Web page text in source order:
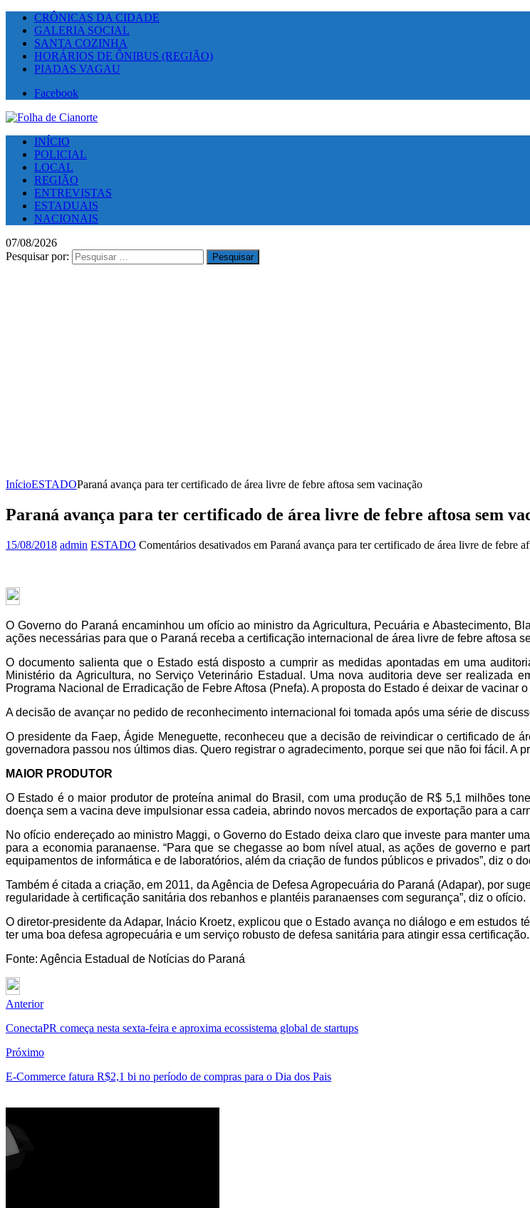
CRÔNICAS DA CIDADE
GALERIA SOCIAL
SANTA COZINHA
HORÁRIOS DE ÔNIBUS (REGIÃO)
PIADAS VAGAU
Facebook
INÍCIO
POLICIAL
LOCAL
REGIÃO
ENTREVISTAS
ESTADUAIS
NACIONAIS
07/08/2026
Pesquisar por:
InícioESTADOParaná avança para ter certificado de área livre de febre aftosa sem vacinação
Paraná avança para ter certificado de área livre de febre aftosa sem
15/08/2018 admin ESTADO Comentários desativados em Paraná avança para ter certificado de área livre de febre
O Governo do Paraná encaminhou um ofício ao ministro da Agricultura, Pecuária e Abastecimento,
ações necessárias para que o Paraná receba a certificação internacional de área livre de febre aftosa
O documento salienta que o Estado está disposto a cumprir as medidas apontadas em uma
Ministério da Agricultura, no Serviço Veterinário Estadual. Uma nova auditoria deve ser realizada
Programa Nacional de Erradicação de Febre Aftosa (Pnefa). A proposta do Estado é deixar de vacinar
A decisão de avançar no pedido de reconhecimento internacional foi tomada após uma série de
O presidente da Faep, Ágide Meneguette, reconheceu que a decisão de reivindicar o certificado de
governadora passou nos últimos dias. Quero registrar o agradecimento, porque sei que não foi fácil. A
MAIOR PRODUTOR
O Estado é o maior produtor de proteína animal do Brasil, com uma produção de R$ 5,1 milhões
doença sem a vacina deve impulsionar essa cadeia, abrindo novos mercados de exportação para a
No ofício endereçado ao ministro Maggi, o Governo do Estado deixa claro que investe para manter
para a economia paranaense. “Para que se chegasse ao bom nível atual, as ações de governo e
equipamentos de informática e de laboratórios, além da criação de fundos públicos e privados”, diz o
Também é citada a criação, em 2011, da Agência de Defesa Agropecuária do Paraná (Adapar), por
regularidade à certificação sanitária dos rebanhos e plantéis paranaenses com segurança”, diz o ofício.
O diretor-presidente da Adapar, Inácio Kroetz, explicou que o Estado avança no diálogo e em estudos
ter uma boa defesa agropecuária e um serviço robusto de defesa sanitária para atingir essa
Fonte: Agência Estadual de Notícias do Paraná
Anterior
ConectaPR começa nesta sexta-feira e aproxima ecossistema global de startups
Próximo
E-Commerce fatura R$2,1 bi no período de compras para o Dia dos Pais